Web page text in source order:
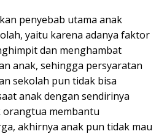
penyebab utama anak
yaitu karena adanya faktor
dan menghambat
anak, sehingga persyaratan
sekolah pun tidak bisa
anak dengan sendirinya
orangtua membantu
akhirnya anak pun tidak mau